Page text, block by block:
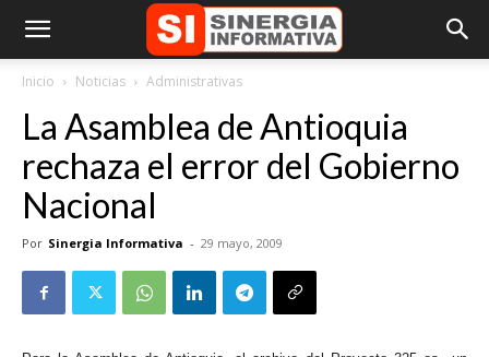
Inicio Noticias Administrativas
La Asamblea de Antioquia
rechaza el error del Gobierno
Nacional
Por Sinergia Informativa - 29 mayo, 2009